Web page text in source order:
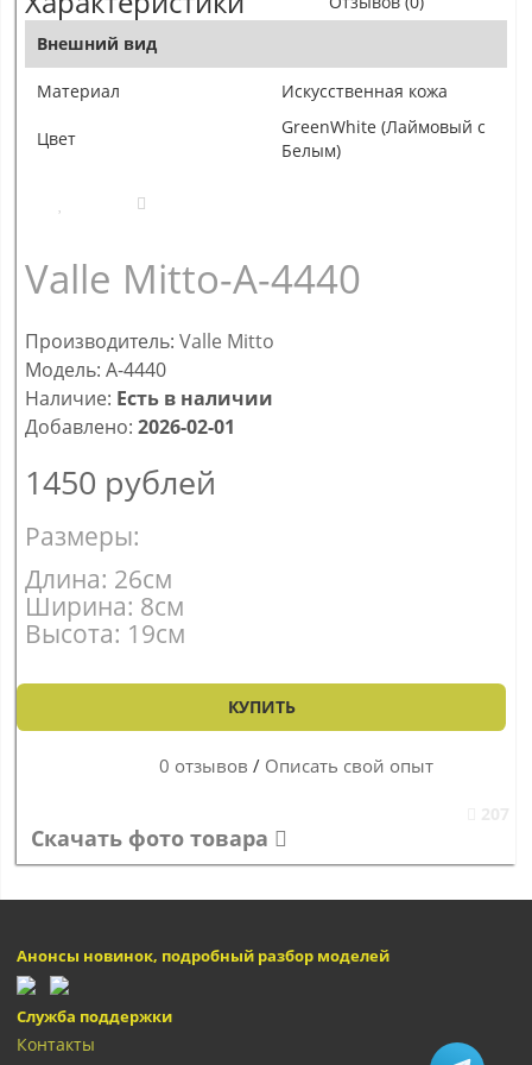
Внешний вид
Материал Искусственная кожа
Цвет
GreenWhite (Лаймовый с
Белым)
Valle Mitto-А-4440
Производитель: Valle Mitto
Модель: А-4440
Наличие: Есть в наличии
Добавлено: 2026-02-01
1450 рублей
Размеры:
Длина: 26см
Ширина: 8см
Высота: 19см
КУПИТЬ
0 отзывов / Описать свой опыт
Скачать фото товара
Анонсы новинок, подробный разбор моделей
Служба поддержки
Контакты